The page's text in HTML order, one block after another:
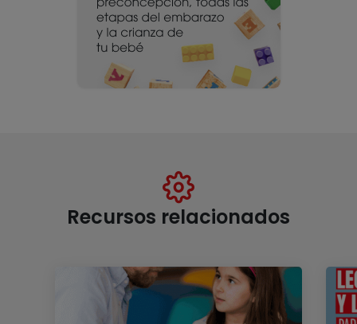
Recursos relacionados